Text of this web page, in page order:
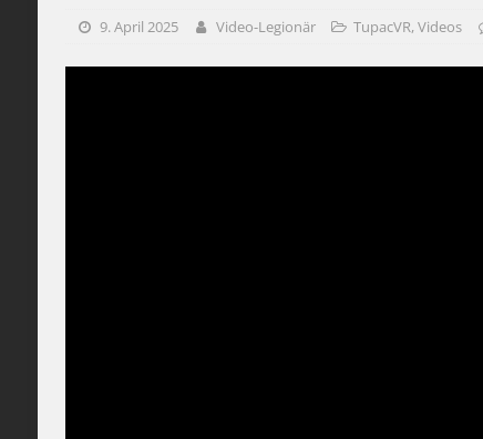
9. April 2025 Video-Legionär TupacVR,Videos